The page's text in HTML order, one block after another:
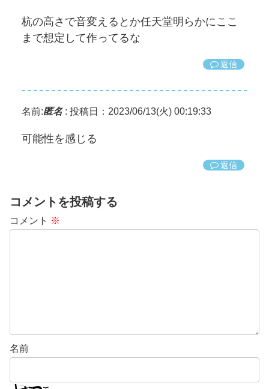
杭の高さで音変えるとか任天堂明らかにここ
まで想定して作ってるな
返信
名前:匿名: 投稿日：2023/06/13(火) 00:19:33
可能性を感じる
返信
コメントを投稿する
コメント ※
名前